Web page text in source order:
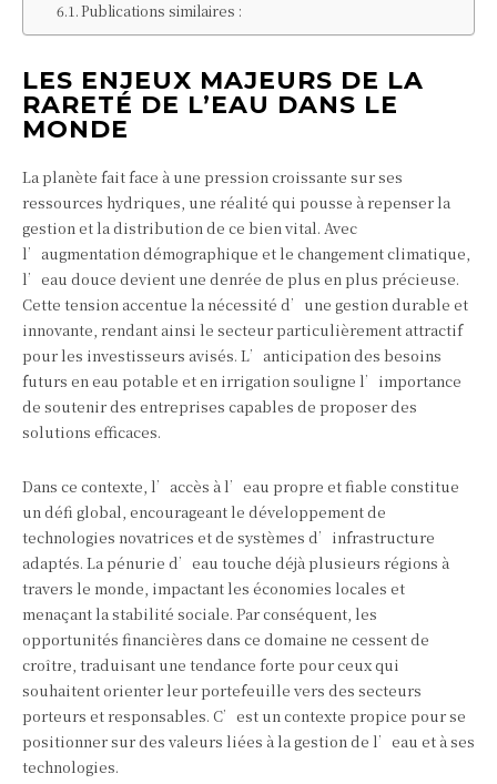
Publications similaires :
LES ENJEUX MAJEURS DE LA
RARETÉ DE L’EAU DANS LE
MONDE
La planète fait face à une pression croissante sur ses
ressources hydriques, une réalité qui pousse à repenser la
gestion et la distribution de ce bien vital. Avec
l’augmentation démographique et le changement climatique,
l’eau douce devient une denrée de plus en plus précieuse.
Cette tension accentue la nécessité d’une gestion durable et
innovante, rendant ainsi le secteur particulièrement attractif
pour les investisseurs avisés. L’anticipation des besoins
futurs en eau potable et en irrigation souligne l’importance
de soutenir des entreprises capables de proposer des
solutions efficaces.
Dans ce contexte, l’accès à l’eau propre et fiable constitue
un défi global, encourageant le développement de
technologies novatrices et de systèmes d’infrastructure
adaptés. La pénurie d’eau touche déjà plusieurs régions à
travers le monde, impactant les économies locales et
menaçant la stabilité sociale. Par conséquent, les
opportunités financières dans ce domaine ne cessent de
croître, traduisant une tendance forte pour ceux qui
souhaitent orienter leur portefeuille vers des secteurs
porteurs et responsables. C’est un contexte propice pour se
positionner sur des valeurs liées à la gestion de l’eau et à ses
technologies.